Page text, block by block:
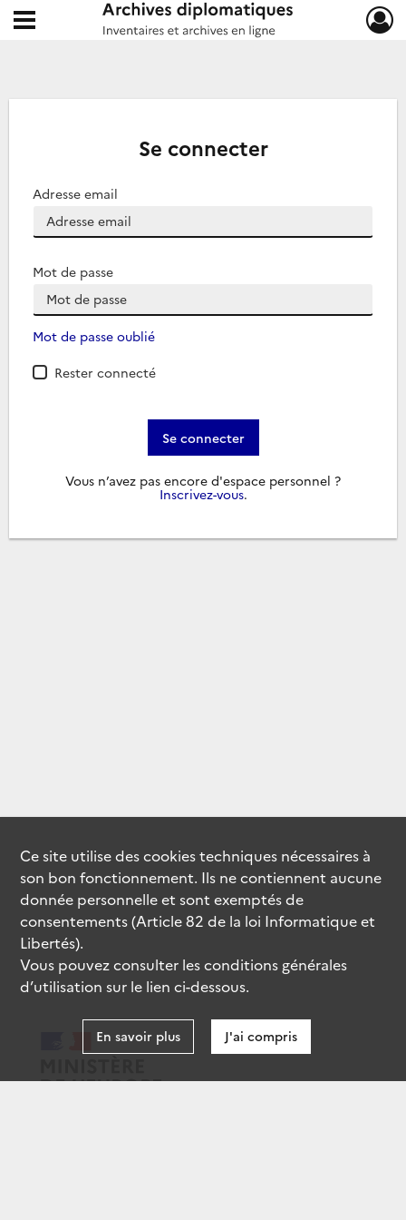
Archives diplomatiques
Ouvrir le menu déroulant
Se connecter
Adresse email
Mot de passe
Mot de passe oublié
Rester connecté
Se connecter
Vous n’avez pas encore d'espace personnel ?
Inscrivez-vous.
Ce site utilise descookiestechniques nécessaires à
son bon fonctionnement. Ils ne contiennent aucune
donnée personnelle et sont exemptés de
consentements (Article 82 de la loi Informatique et
Libertés).
Vous pouvez consulter les conditions générales
d’utilisation sur le lien ci-dessous.
En savoir plus J'ai compris